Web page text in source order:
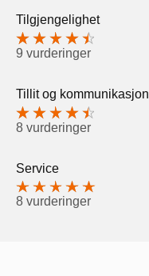
Tilgjengelighet
9 vurderinger
Tillit og kommunikasjon
8 vurderinger
Service
8 vurderinger